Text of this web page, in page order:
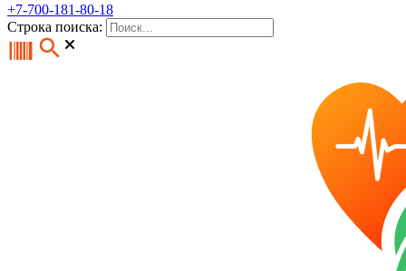
+7-700-181-80-18
Строка поиска: